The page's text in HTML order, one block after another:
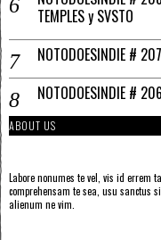
TEMPLES y SVSTO
NOTODOESINDIE #
NOTODOESINDIE #
ABOUT US
Labore nonumes te vel, vis id errem
comprehensam te sea, usu sanctus
alienum ne vim.